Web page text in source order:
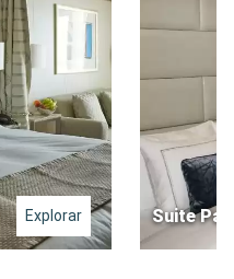
Explorar Suite